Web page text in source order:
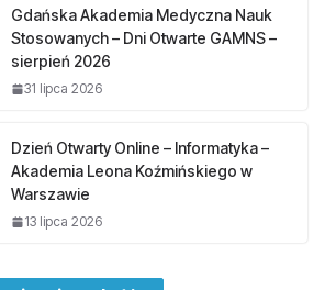
Gdańska Akademia Medyczna Nauk
Stosowanych – Dni Otwarte GAMNS –
sierpień 2026
31 lipca 2026
Dzień Otwarty Online – Informatyka –
Akademia Leona Koźmińskiego w
Warszawie
13 lipca 2026